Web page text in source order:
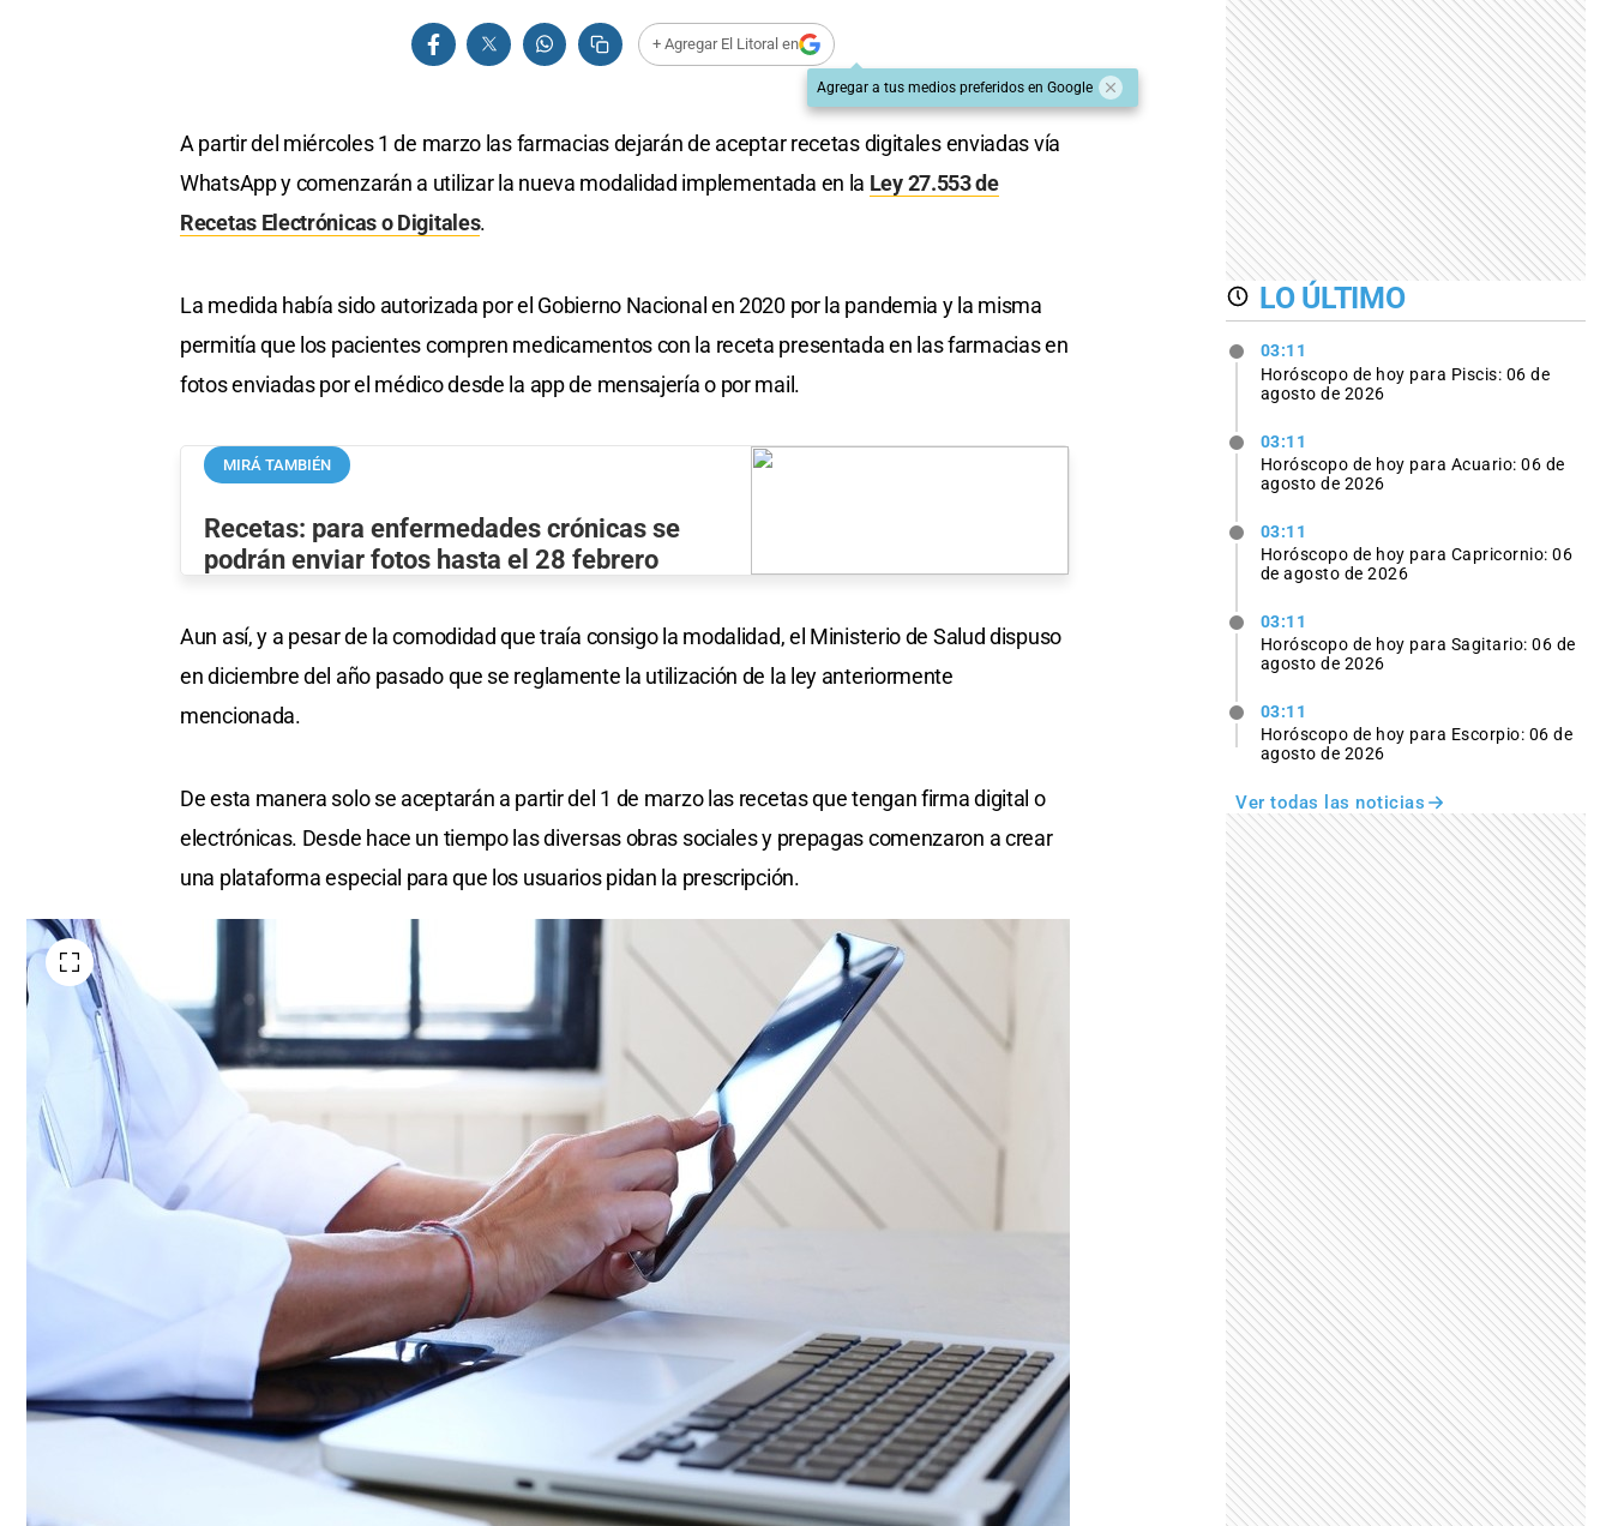
+ Agregar El Litoral en
Agregar a tus medios preferidos en Google
A partir del miércoles 1 de marzo las farmacias dejarán de aceptar recetas digitales enviadas vía
WhatsApp y comenzarán a utilizar la nueva modalidad implementada en la Ley 27.553 de
Recetas Electrónicas o Digitales.
La medida había sido autorizada por el Gobierno Nacional en 2020 por la pandemia y la misma
permitía que los pacientes compren medicamentos con la receta presentada en las farmacias en
fotos enviadas por el médico desde la app de mensajería o por mail.
MIRÁ TAMBIÉN
Recetas: para enfermedades crónicas se
podrán enviar fotos hasta el 28 febrero
Aun así, y a pesar de la comodidad que traía consigo la modalidad, el Ministerio de Salud dispuso
en diciembre del año pasado que se reglamente la utilización de la ley anteriormente
mencionada.
De esta manera solo se aceptarán a partir del 1 de marzo las recetas que tengan firma digital o
electrónicas. Desde hace un tiempo las diversas obras sociales y prepagas comenzaron a crear
una plataforma especial para que los usuarios pidan la prescripción.
LO ÚLTIMO
03:11
Horóscopo de hoy para Piscis: 06 de
agosto de 2026
03:11
Horóscopo de hoy para Acuario: 06 de
agosto de 2026
03:11
Horóscopo de hoy para Capricornio: 06
de agosto de 2026
03:11
Horóscopo de hoy para Sagitario: 06 de
agosto de 2026
03:11
Horóscopo de hoy para Escorpio: 06 de
agosto de 2026
Ver todas las noticias